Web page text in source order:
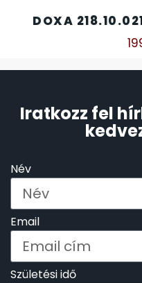
DOXA
Iratkozz fel
Név
Email
Születési idő